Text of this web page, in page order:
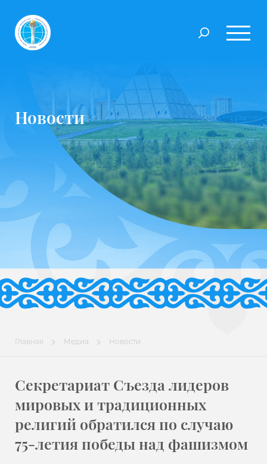
Новости
Главная Медиа Новости
Секретариат Съезда лидеров
мировых и традиционных
религий обратился по случаю
75-летия победы над фашизмом